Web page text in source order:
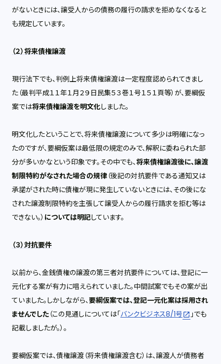
がないときには、譲受人からの債務の履行の請求を拒めなくなると
も規定しています。
（２）将来債権譲渡
現行法下でも、判例上将来債権譲渡は一定程度認められてきまし
た（最判平成１１年１月２９日民集５３巻１号１５１頁等）が、要綱仮
案では将来債権譲渡を明文化しました。
明文化したということで、将来債権譲渡について多少は明確になっ
たのですが、要綱仮案は最低限の規定のみで、解釈に委ねられた部
分が多いかなという印象です。その中でも、将来債権譲渡後に、譲渡
制限特約がなされた場合の規律 （後記の対抗要件である通知又は
承諾がされた時に債権が現に発生していないときには、その後にな
された譲渡制限特約を主張して譲受人からの履行請求を拒む等は
できない。） については明記しています。
（３）対抗要件
以前から、金銭債権の譲渡の第三者対抗要件については、登記に一
元化する案が有力に唱えられていました。中間試案でもその案が出
ていました。しかしながら、要綱仮案では、登記一元化案は採用され
ませんでした （この見通しについては「バンクビジネス8/1号
」でも
記載しましたが。）。
要綱仮案では、債権譲渡（将来債権譲渡含む）は、譲渡人が債務者